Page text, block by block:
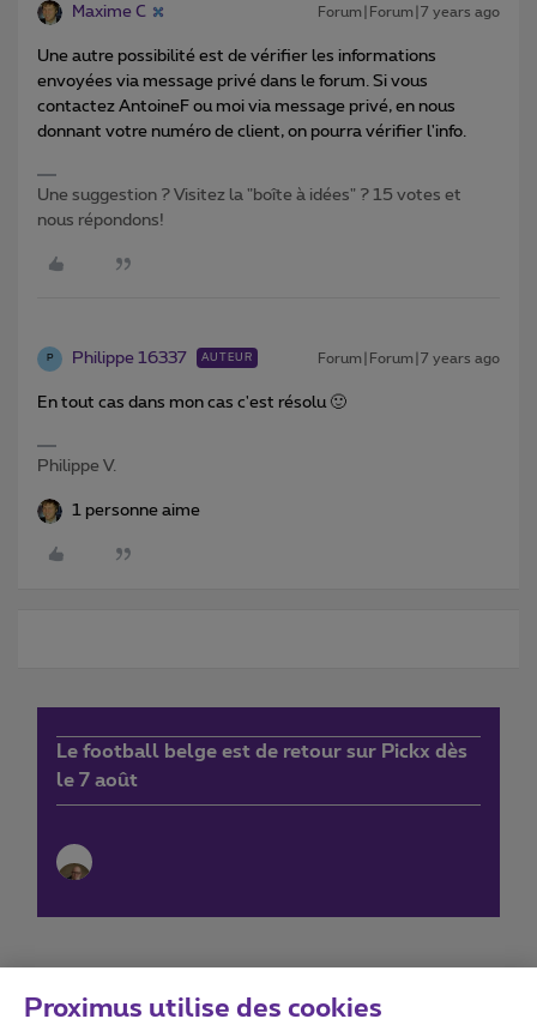
Maxime C Forum|Forum|7 years ago
Une autre possibilité est de vérifier les informations
envoyées via message privé dans le forum. Si vous
contactez AntoineF ou moi via message privé, en nous
donnant votre numéro de client, on pourra vérifier l'info.
Une suggestion ? Visitez la "boîte à idées" ? 15 votes et
nous répondons!
P Philippe 16337 AUTEUR Forum|Forum|7 years ago
En tout cas dans mon cas c'est résolu 🙂
Philippe V.
1 personne aime
Le football belge est de retour sur Pickx dès
le 7 août
Proximus utilise des cookies